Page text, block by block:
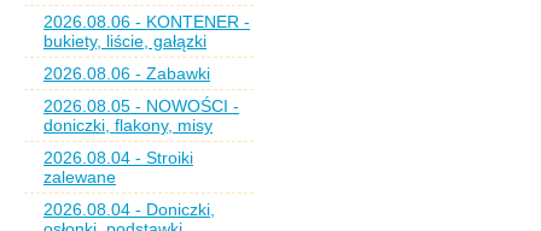
2026.08.06 - KONTENER -
bukiety, liście, gałązki
2026.08.06 - Zabawki
2026.08.05 - NOWOŚCI -
doniczki, flakony, misy
2026.08.04 - Stroiki
zalewane
2026.08.04 - Doniczki,